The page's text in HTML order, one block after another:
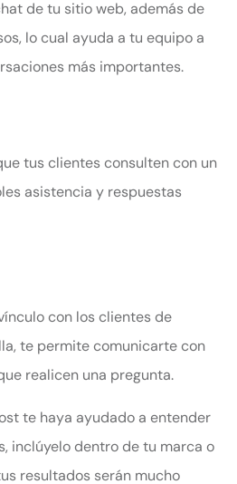
de tu sitio web, además de
lo cual ayuda a tu equipo a
más importantes.
tus clientes consulten con un
asistencia y respuestas
con los clientes de
te permite comunicarte con
realicen una pregunta.
te haya ayudado a entender
inclúyelo dentro de tu marca o
resultados serán mucho